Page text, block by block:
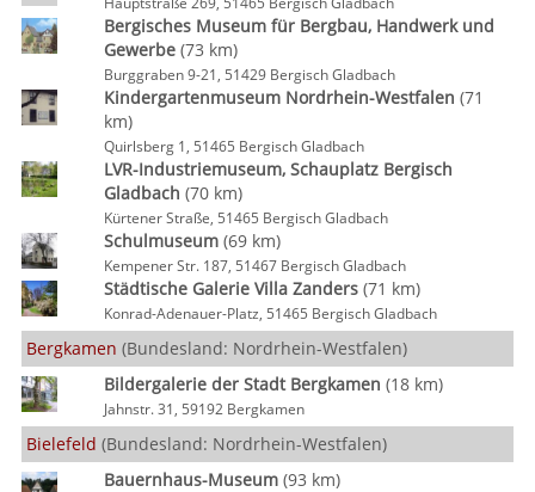
Bergisches Museum für Bergbau, Handwerk und
Gewerbe(73 km)
Burggraben 9-21, 51429 Bergisch Gladbach
Kindergartenmuseum Nordrhein-Westfalen (71
km)
Quirlsberg 1, 51465 Bergisch Gladbach
LVR-Industriemuseum, Schauplatz Bergisch
Gladbach (70 km)
Kürtener Straße, 51465 Bergisch Gladbach
Schulmuseum(69 km)
Kempener Str. 187, 51467 Bergisch Gladbach
Städtische Galerie Villa Zanders(71 km)
Konrad-Adenauer-Platz, 51465 Bergisch Gladbach
Bergkamen (Bundesland: Nordrhein-Westfalen)
Bildergalerie der Stadt Bergkamen (18 km)
Jahnstr. 31, 59192 Bergkamen
Bielefeld (Bundesland: Nordrhein-Westfalen)
Bauernhaus-Museum(93 km)